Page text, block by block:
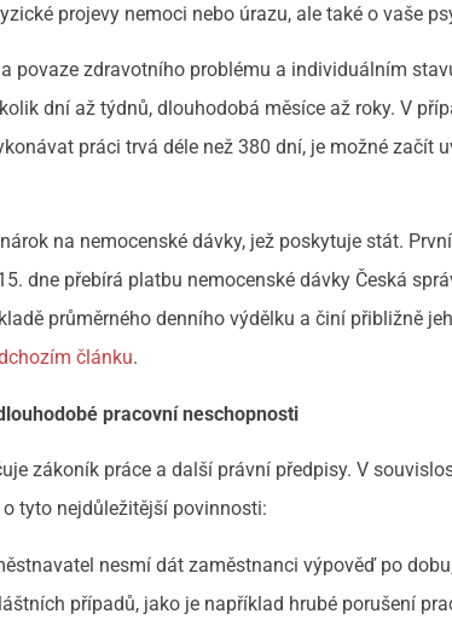
projevy nemoci nebo úrazu, ale také o vaše
povaze zdravotního problému a individuálním
dní až týdnů, dlouhodobá měsíce až roky. V
práci trvá déle než 380 dní, je možné začít
na nemocenské dávky, jež poskytuje stát.
dne přebírá platbu nemocenské dávky Česká
průměrného denního výdělku a činí přibližně
článku.
pracovní neschopnosti
zákoník práce a další právní předpisy. V
tyto nejdůležitější povinnosti:
nesmí dát zaměstnanci výpověď po
případů, jako je například hrubé porušení